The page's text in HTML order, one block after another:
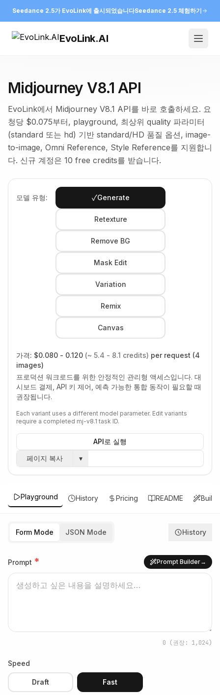
Seedance 2.5가 EvoLink에 출시되었습니다Seedance 2.5 체험하기
EvoLink.AI
Midjourney V8.1 API
EvoLink에서 Midjourney V8.1 API를 바로 호출하세요. 요
청당 $0.075부터, playground, 최상위 quality 파라미터
(standard 또는 hd) 기반 standard/HD 품질 옵션, image-
to-image, Omni Reference, Style Reference를 지원합니
다. 신규 계정은 10 free credits를 받습니다.
모델 유형: ✓Generate
Retexture
Remove BG
Mask Edit
Variation
Remix
Canvas
가격: $0.080 - 0.120 (~ 5.4 - 8.1 credits) per request (4
images)
프로덕션 워크로드를 위한 안정적인 관리형 액세스입니다. 대
시보드 결제, API 키 제어, 예측 가능한 통합 동작이 필요할 때
권장됩니다.
Each variant uses a different model parameter. Edit variants
require a completed mj-v8.1 task ID.
API로 실행
페이지 복사
▾
Playground History Pricing README
Form Mode JSON Mode History
Prompt * Prompt Builder→
0 (권장: 1,024)
Speed
Draft Fast